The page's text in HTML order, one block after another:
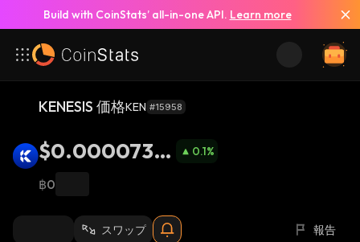
Build with CoinStats’ all-in-one API. Learn more
KENESIS 価格KEN #15958
$0.0000730
8
0.1%
฿0
スワップ 報告